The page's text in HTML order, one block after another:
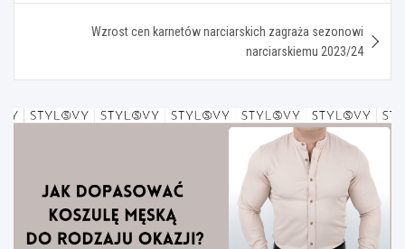
Wzrost cen karnetów narciarskich zagraża sezonowi
narciarskiemu 2023/24